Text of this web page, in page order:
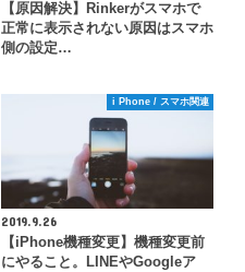
【原因解決】Rinkerがスマホで
正常に表示されない原因はスマホ
側の設定…
i Phone / スマホ関連
2019.9.26
【iPhone機種変更】機種変更前
にやること。LINEやGoogleア